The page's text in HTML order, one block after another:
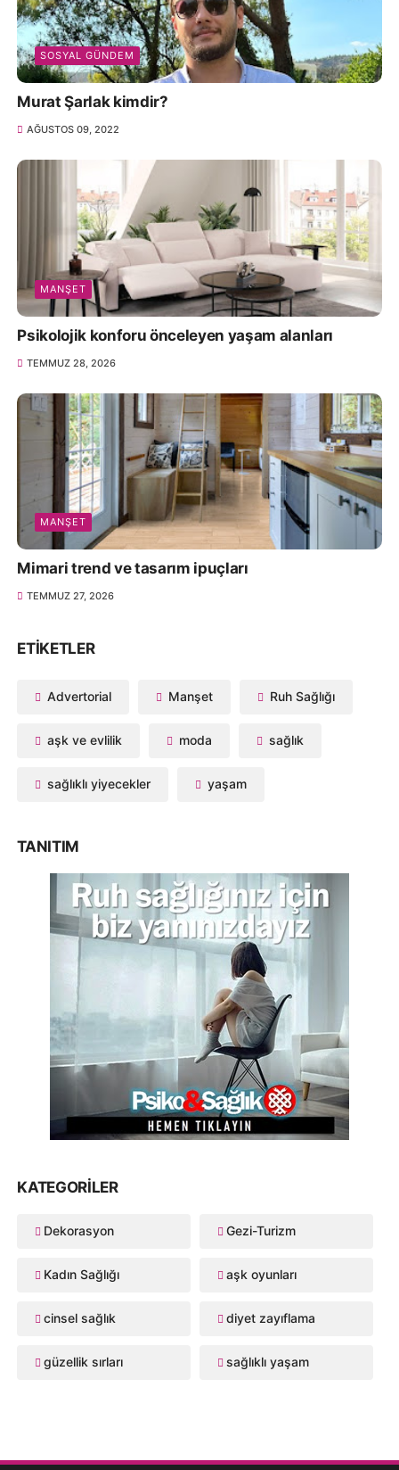
SOSYAL GÜNDEM
Murat Şarlak kimdir?
AĞUSTOS 09, 2022
MANŞET
Psikolojik konforu önceleyen yaşam alanları
TEMMUZ 28, 2026
MANŞET
Mimari trend ve tasarım ipuçları
TEMMUZ 27, 2026
ETIKETLER
Advertorial Manşet Ruh Sağlığı
aşk ve evlilik moda sağlık
sağlıklı yiyecekler yaşam
TANITIM
KATEGORILER
Dekorasyon Gezi-Turizm
Kadın Sağlığı aşk oyunları
cinsel sağlık diyet zayıflama
güzellik sırları sağlıklı yaşam